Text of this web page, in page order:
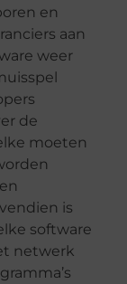
en
aan
weer
de
moeten
is
software
netwerk